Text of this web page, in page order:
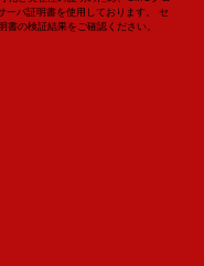
ーバ証明書を使用しております。 セ
書の検証結果をご確認ください。